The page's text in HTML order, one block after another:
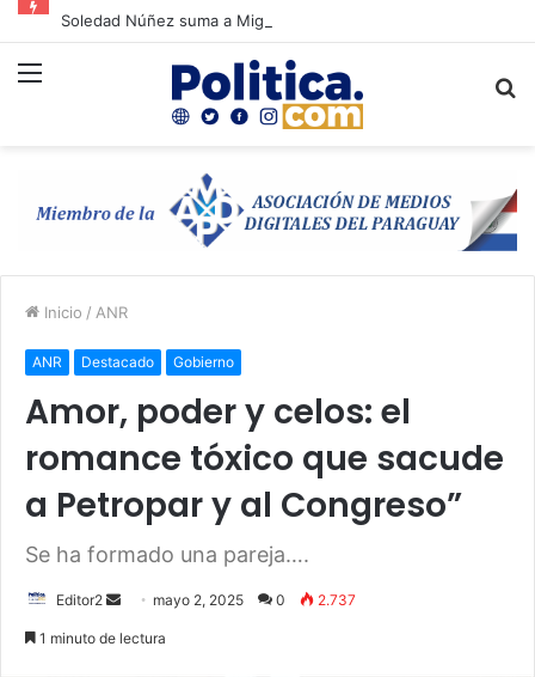
Inicio / ANR
ANR Destacado Gobierno
Amor, poder y celos: el
romance tóxico que sacude
a Petropar y al Congreso”
Se ha formado una pareja….
Editor2
Send mayo 2, 2025 0 2.737
1 minuto de lectura